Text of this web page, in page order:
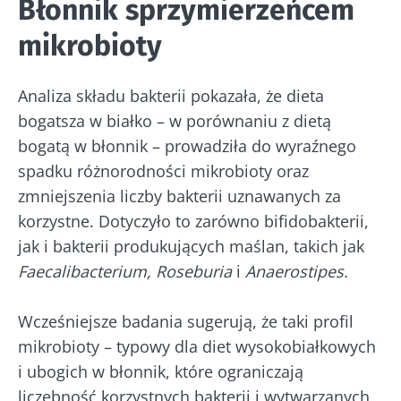
Błonnik sprzymierzeńcem
mikrobioty
Analiza składu bakterii pokazała, że dieta
bogatsza w białko – w porównaniu z dietą
bogatą w błonnik – prowadziła do wyraźnego
spadku różnorodności mikrobioty oraz
zmniejszenia liczby bakterii uznawanych za
korzystne. Dotyczyło to zarówno bifidobakterii,
jak i bakterii produkujących maślan, takich jak
Faecalibacterium, Roseburia i Anaerostipes.
Wcześniejsze badania sugerują, że taki profil
mikrobioty – typowy dla diet wysokobiałkowych
i ubogich w błonnik, które ograniczają
liczebność korzystnych bakterii i wytwarzanych